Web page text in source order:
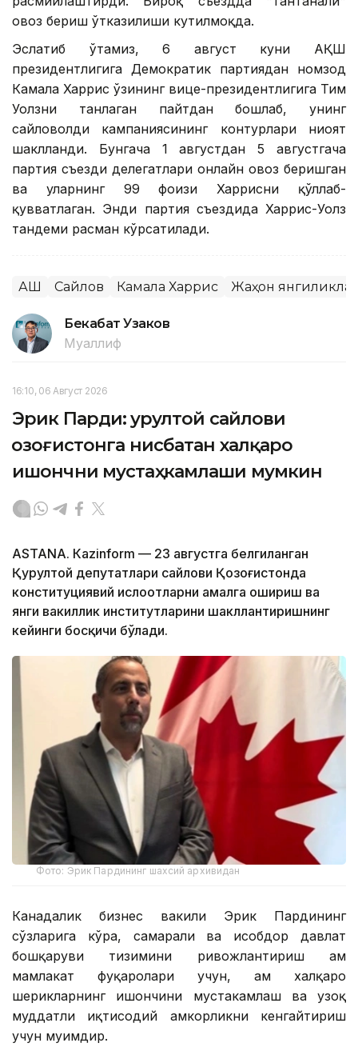
овоз бериш ўтказилиши кутилмоқда.
Эслатиб ўтамиз, 6 август куни АҚШ
президентлигига Демократик партиядан номзод
Камала Харрис ўзининг вице-президентлигига Тим
Уолзни танлаган пайтдан бошлаб, унинг
сайловолди кампаниясининг контурлари ниҳоят
шаклланди. Бунгача 1 августдан 5 августгача
партия съезди делегатлари онлайн овоз беришган
ва уларнинг 99 фоизи Харрисни қўллаб-
қувватлаган. Энди партия съездида Харрис-Уолз
тандеми расман кўрсатилади.
АҚШ Сайлов Камала Харрис Жаҳон
Бекабат Узаков
Муаллиф
16:10, 06 Август 2026
Эрик Парди: Қурултой сайлови
Қозоғистонга нисбатан халқаро
ишончни мустаҳкамлаши мумкин
ASTANА. Кazinform — 23 августга белгиланган
Қурултой депутатлари сайлови Қозоғистонда
конституциявий ислоҳотларни амалга ошириш ва
янги вакиллик институтларини шакллантиришнинг
кейинги босқичи бўлади.
Фото: Эрик Пардининг шахсий архивидан
Канадалик бизнес вакили Эрик Пардининг
сўзларига кўра, самарали ва ҳисобдор давлат
бошқаруви тизимини ривожлантириш ҳам
мамлакат фуқаролари учун, ҳам халқаро
шерикларнинг ишончини мустаҳкамлаш ва узоқ
муддатли иқтисодий ҳамкорликни кенгайтириш
учун муҳимдир.